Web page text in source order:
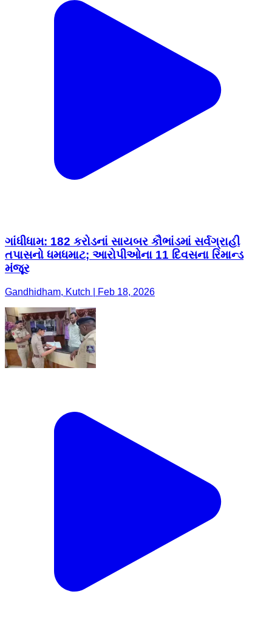
ગાંધીધામ: 182 કરોડનાં સાયબર કૌભાંડમાં સર્વગ્રાહી
તપાસનો ધમધમાટ; આરોપીઓના 11 દિવસના રિમાન્ડ
મંજૂર
Gandhidham, Kutch | Feb 18, 2026